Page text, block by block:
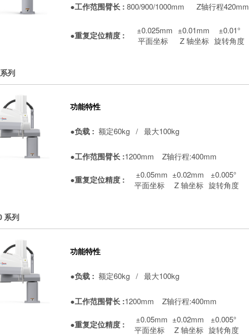
●工作范围臂长 : 800/900/1000mm Z轴行程420mm
●重复定位精度 : ±0.025mm ±0.01mm
±0.01°
平面坐标
Z 轴坐标 旋转角度
列
功能特性
●负载 : 额定60kg / 最大100kg
●工作范围臂长 :1200mm Z轴行程:400mm
●重复定位精度 : ±0.05mm ±0.02mm
±0.005°
平面坐标
Z 轴坐标 旋转角度
系列
功能特性
●负载 : 额定60kg / 最大100kg
●工作范围臂长 :1200mm Z轴行程:400mm
●重复定位精度 : ±0.05mm ±0.02mm
±0.005°
平面坐标
Z 轴坐标 旋转角度